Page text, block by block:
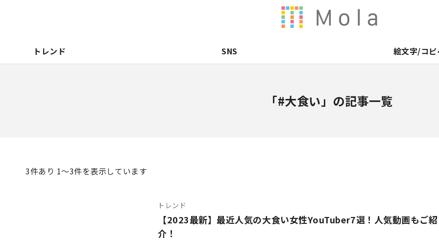
トレンド SNS 絵文字/コピ
「#大食い」の記事一覧
3件あり 1〜3件を表示しています
トレンド
【2023最新】最近人気の大食い女性YouTuber7選！人気動画もご紹
介！